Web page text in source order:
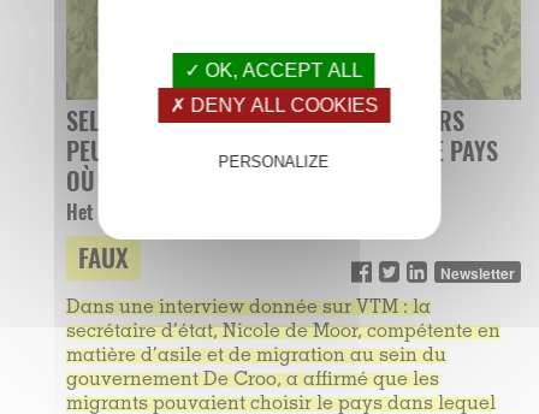
SELON NICOLE DE MOOR, LES ÉTRANGERS
PEUVENT, DE NOS JOURS, « CHOISIR LE PAYS
OÙ ILS VEULENT DEMANDER L’ASILE ».
Het Laatste Nieuws, le 22 octobre 2022
FAUX Newsletter
Dans une interview donnée sur VTM : la
secrétaire d’état, Nicole de Moor, compétente en
matière d’asile et de migration au sein du
gouvernement De Croo, a affirmé que les
migrants pouvaient choisir le pays dans lequel
✓ OK, ACCEPT ALL
✗ DENY ALL COOKIES
PERSONALIZE